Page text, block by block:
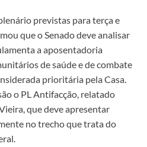
previstas para terça e
que o Senado deve analisar
a aposentadoria
de saúde e de combate
prioritária pela Casa.
o PL Antifacção, relatado
que deve apresentar
no trecho que trata do